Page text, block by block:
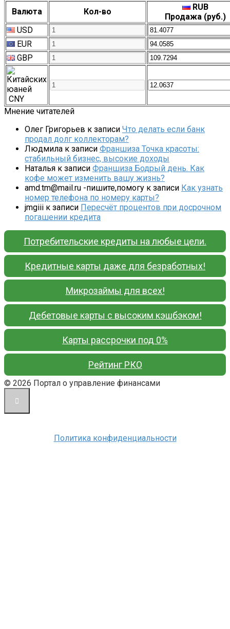
Валюта
Кол-во
RUB
Продажа (руб.)
USD
EUR
GBP
CNY
Мнение читателей
Олег Григорьев к записи Что делать если банк
продал долг коллекторам?
Людмила к записи Франшиза Точка красоты:
стабильный бизнес, высокие доходы
Наталья к записи Франшиза Бодрый день. Как
кофе может изменить вашу жизнь?
amd.tm@mail.ru -пишите,помогу к записи Как узнать
номер телефона по номеру карты?
jmgiii к записи Пересчёт процентов при досрочном
погашении кредита
Потребительские кредиты на любые цели.
Кредитные карты даже для безработных!
Микрозаймы для всех!
Дебетовые карты с высоким кэшбэком!
Карты рассрочки под 0%
Рейтинг РКО
© 2026 Портал о управление финансами
Политика конфиденциальности